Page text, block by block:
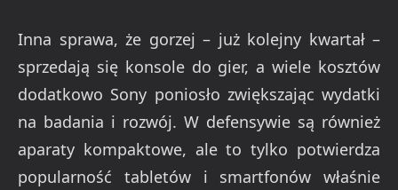
Inna sprawa, że gorzej – już kolejny kwartał –
sprzedają się konsole do gier, a wiele kosztów
dodatkowo Sony poniosło zwiększając wydatki
na badania i rozwój. W defensywie są również
aparaty kompaktowe, ale to tylko potwierdza
popularność tabletów i smartfonów właśnie